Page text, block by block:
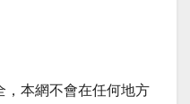
，本網不會在任何地方